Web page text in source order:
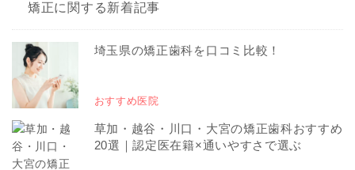
矯正に関する新着記事
埼玉県の矯正歯科を口コミ比較！
おすすめ医院
草加・越谷・川口・大宮の矯正歯科おすすめ
20選｜認定医在籍×通いやすさで選ぶ